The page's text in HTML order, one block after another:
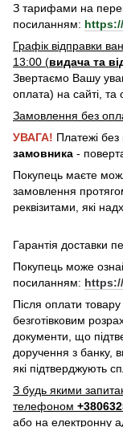
З тарифами на
посиланням:
Графік відправки
13:00 (видача та
Звертаємо Вашу
оплата) на сайті, та
Замовлення без
УВАГА! Платежі
замовника -
Покупець маєте
замовлення
реквізитами, які
Гарантія доставки
Покупець може
посиланням:
Після оплати товару
безготівковим
документи, що
доручення з банку,
які підтверджують
З будь якими
телефоном
або на електронну